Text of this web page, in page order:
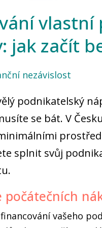
jak začít
nezávislost
podnikatelský
se bát. V
splnit svůj
počátečních
vašeho